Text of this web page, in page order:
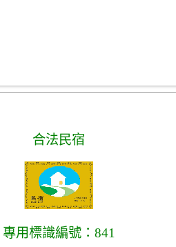
合法民宿
專用標識編號：841